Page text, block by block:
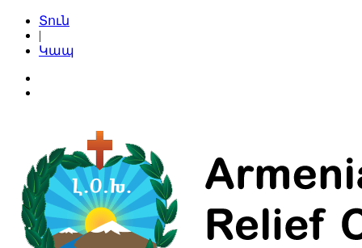
Տուն
|
Կապ